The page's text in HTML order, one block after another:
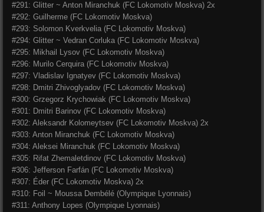
#291: Glitter ~ Anton Miranchuk (FC Lokomotiv Moskva) 2x
#292: Guilherme (FC Lokomotiv Moskva)
#293: Solomon Kverkvelia (FC Lokomotiv Moskva)
#294: Glitter ~ Vedran Corluka (FC Lokomotiv Moskva)
#295: Mikhail Lysov (FC Lokomotiv Moskva)
#296: Murilo Cerquira (FC Lokomotiv Moskva)
#297: Vladislav Ignatyev (FC Lokomotiv Moskva)
#298: Dmitri Zhivoglyadov (FC Lokomotiv Moskva)
#300: Grzegorz Krychowiak (FC Lokomotiv Moskva)
#301: Dmitri Barinov (FC Lokomotiv Moskva)
#302: Aleksandr Kolomeytsev (FC Lokomotiv Moskva) 2x
#303: Anton Miranchuk (FC Lokomotiv Moskva)
#304: Aleksei Miranchuk (FC Lokomotiv Moskva)
#305: Rifat Zhemaletdinov (FC Lokomotiv Moskva)
#306: Jefferson Farfán (FC Lokomotiv Moskva)
#307: Éder (FC Lokomotiv Moskva) 2x
#310: Foil ~ Moussa Dembélé (Olympique Lyonnais)
#311: Anthony Lopes (Olympique Lyonnais)